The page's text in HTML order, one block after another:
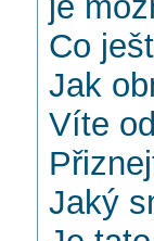
Co
Jak
Víte
Jaký